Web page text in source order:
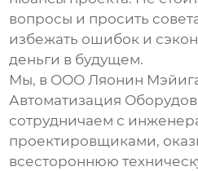
вопросы и просить
избежать ошибок и
деньги в будущем.
Мы, в ООО Ляонин
Автоматизация
сотрудничаем с
проектировщиками,
всестороннюю